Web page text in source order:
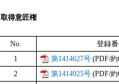
取得意匠権
No.
登録
1
第1414627号 (PDF/
2
第1414925号 (PDF/